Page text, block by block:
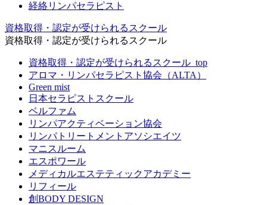
経絡リンパセラピスト
資格取得・認定が受けられるスクール
資格取得・認定が受けられるスクール
資格取得・認定が受けられるスクール_top
アロマ・リンパセラピスト協会（ALTA）
Green mist
日本セラピストスクール
ベルファム
リンパアクティベーション協会
リンパトリートメントアソシエイツ
マニスルーム
エスポワール
メディカルエステティックアカデミー
リフィール
創BODY DESIGN